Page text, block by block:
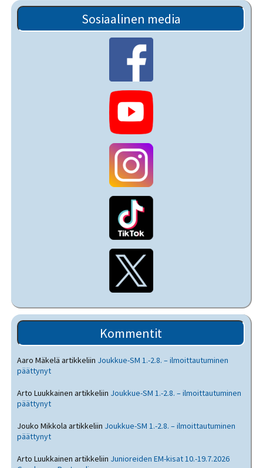
Sosiaalinen media
Kommentit
Aaro Mäkelä artikkeliin Joukkue-SM 1.-2.8. – ilmoittautuminen
päättynyt
Arto Luukkainen artikkeliin Joukkue-SM 1.-2.8. – ilmoittautuminen
päättynyt
Jouko Mikkola artikkeliin Joukkue-SM 1.-2.8. – ilmoittautuminen
päättynyt
Arto Luukkainen artikkeliin Junioreiden EM-kisat 10.-19.7.2026